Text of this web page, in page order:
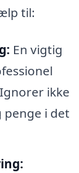
til:
En vigtig
ikke
penge i det